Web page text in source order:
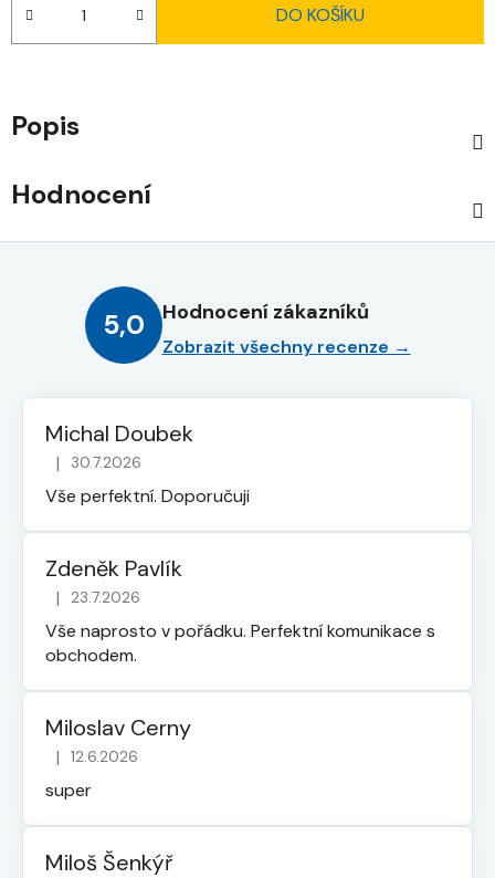
DO KOŠÍKU
Popis
Hodnocení
5,0 Hodnocení zákazníků
Zobrazit všechny recenze →
Michal Doubek
Hodnocení obchodu je 5 z 5 hvězdiček.
| 30.7.2026
Vše perfektní. Doporučuji
Zdeněk Pavlík
Hodnocení obchodu je 5 z 5 hvězdiček.
| 23.7.2026
Vše naprosto v pořádku. Perfektní komunikace s
obchodem.
Miloslav Cerny
Hodnocení obchodu je 5 z 5 hvězdiček.
| 12.6.2026
super
Miloš Šenkýř